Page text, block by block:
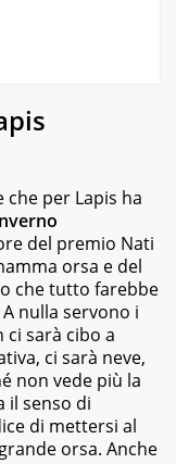
che per Lapis ha
del premio Nati
orsa e del
che tutto farebbe
nulla servono i
sarà cibo a
ci sarà neve,
non vede più la
il senso di
di mettersi al
orsa. Anche